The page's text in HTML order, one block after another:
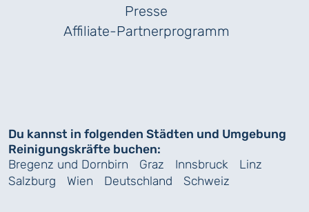
Presse
Affiliate-Partnerprogramm
Du kannst in folgenden Städten und Umgebung
Reinigungskräfte buchen:
Bregenz und Dornbirn
Graz Innsbruck
Linz
Salzburg
Wien Deutschland Schweiz